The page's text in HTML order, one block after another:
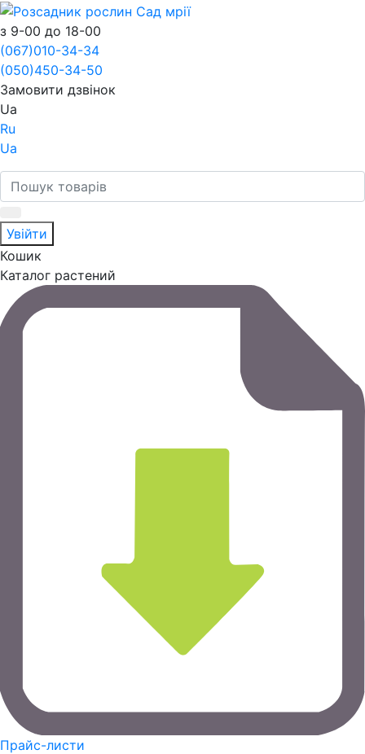
з 9-00 до 18-00
(067)010-34-34
(050)450-34-50
Замовити дзвінок
Ua
Ru
Ua
Увійти
Кошик
Каталог растений
Прайс-листи